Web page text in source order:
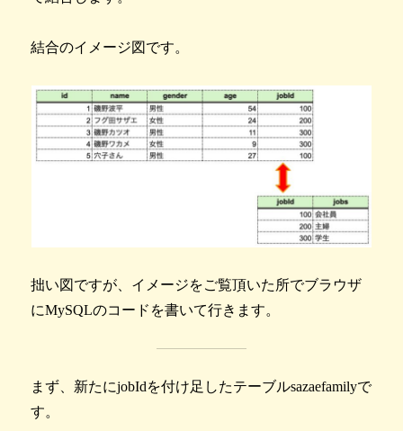
結合のイメージ図です。
拙い図ですが、イメージをご覧頂いた所でブラウザ
にMySQLのコードを書いて行きます。
まず、新たにjobIdを付け足したテーブルsazaefamilyで
す。